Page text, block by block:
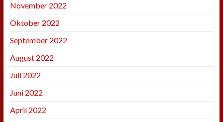
November 2022
Oktober 2022
September 2022
August 2022
Juli 2022
Juni 2022
April 2022